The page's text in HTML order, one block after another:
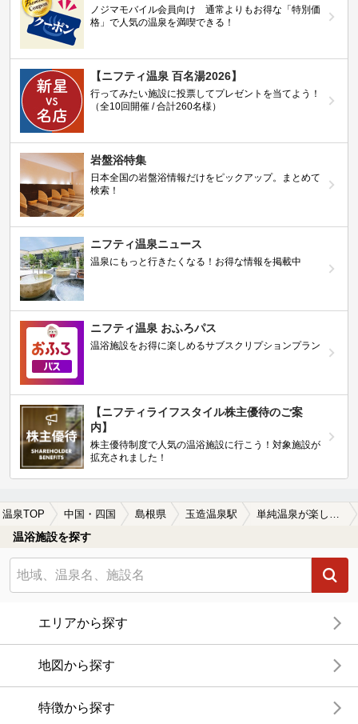
ノジマモバイル会員向け 通常よりもお得な「特別価
格」で人気の温泉を満喫できる！
【ニフティ温泉 百名湯2026】
行ってみたい施設に投票してプレゼントを当てよう！
（全10回開催 / 合計260名様）
岩盤浴特集
日本全国の岩盤浴情報だけをピックアップ。まとめて
検索！
ニフティ温泉ニュース
温泉にもっと行きたくなる！お得な情報を掲載中
ニフティ温泉 おふろパス
温浴施設をお得に楽しめるサブスクリプションプラン
【ニフティライフスタイル株主優待のご案
内】
株主優待制度で人気の温浴施設に行こう！対象施設が
拡充されました！
温泉TOP 中国・四国 島根県 玉造温泉駅 単純温泉が楽しめる玉造温泉駅近くの温泉、日帰り温泉、スーパー銭湯おすすめ
温浴施設を探す
エリアから探す
地図から探す
特徴から探す